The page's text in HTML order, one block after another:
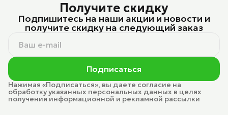
Получите скидку
Подпишитесь на наши акции и новости и
получите скидку на следующий заказ
Подписаться
Нажимая «Подписаться», вы даете согласие на
обработку указанных персональных данных в целях
получения информационной и рекламной рассылки